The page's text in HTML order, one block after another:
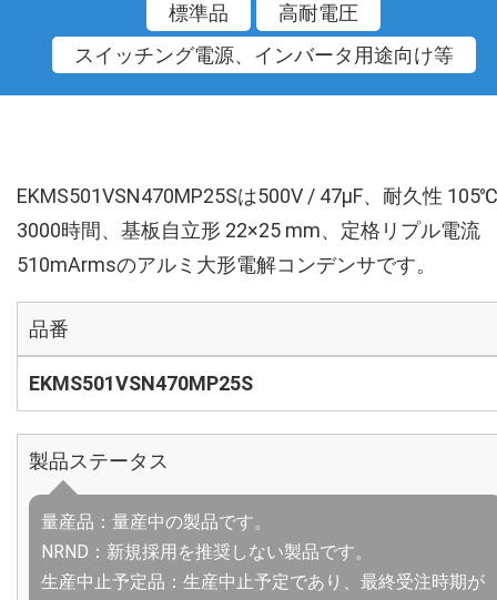
標準品
高耐電圧
スイッチング電源、インバータ用途向け等
EKMS501VSN470MP25Sは500V / 47µF、耐久性 105℃
3000時間、基板自立形 22×25 mm、定格リプル電流
510mArmsのアルミ大形電解コンデンサです。
品番
EKMS501VSN470MP25S
製品ステータス
量産品：量産中の製品です。
NRND：新規採用を推奨しない製品です。
生産中止予定品：生産中止予定であり、最終受注時期が